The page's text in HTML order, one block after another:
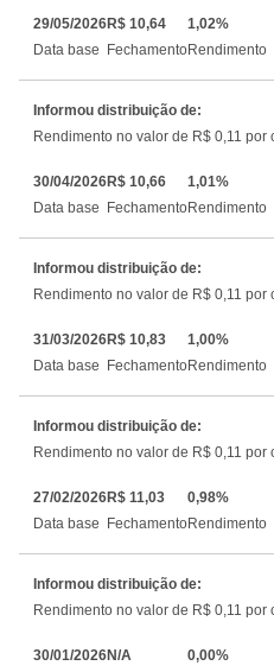
29/05/2026
Data base
R$ 10,64
Fechamento
1,02%
Rendimento
Informou distribuição de:
Rendimento no valor de R$ 0,11 por
30/04/2026
Data base
R$ 10,66
Fechamento
1,01%
Rendimento
Informou distribuição de:
Rendimento no valor de R$ 0,11 por
31/03/2026
Data base
R$ 10,83
Fechamento
1,00%
Rendimento
Informou distribuição de:
Rendimento no valor de R$ 0,11 por
27/02/2026
Data base
R$ 11,03
Fechamento
0,98%
Rendimento
Informou distribuição de:
Rendimento no valor de R$ 0,11 por
30/01/2026N/A
0,00%